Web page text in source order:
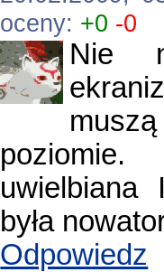
oceny: +0 -0
Nie
była
Odpowiedz